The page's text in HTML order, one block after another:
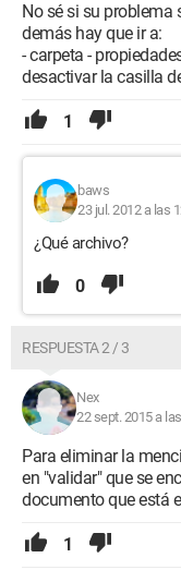
No sé si su problema
demás hay que ir a:
- carpeta -
desactivar la casilla
1
baws
23 jul. 2012 a las
¿Qué archivo?
0
RESPUESTA 2 / 3
Nex
22 sept. 2015 a
Para eliminar la
en "validar" que se
documento que está
1